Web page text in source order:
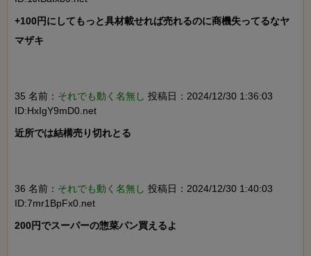
+100円にしてもっと具材載せれば売れるのに商機失ってるなヤ
マザキ
35 名前： それでも動く名無し 投稿日：2024/12/30 1:36:03
ID:HxIgY9mD0.net
近所では結構売り切れとる
36 名前： それでも動く名無し 投稿日：2024/12/30 1:40:03
ID:7mr1BpFx0.net
200円でスーパーの惣菜パン買えるよ